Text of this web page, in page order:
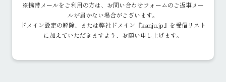
3.お客様情報の安全管理について
○ お客様情報の漏えい、紛失、破壊、改ざん等を防止するた
め、必要な対策を講じて適切な安全管理をおこないます。
4.組織体制について
社員、嘱託社員、派遣社員等）、その他関係者に周知徹底して
※携帯メールをご利用の方は、お問い合わせフォームのご返事メー
ルが届かない場合がございます。
ドメイン設定の解除、または弊社ドメイン『kanju.jp』を受信リスト
に加えていただきますよう、お願い申し上げます。